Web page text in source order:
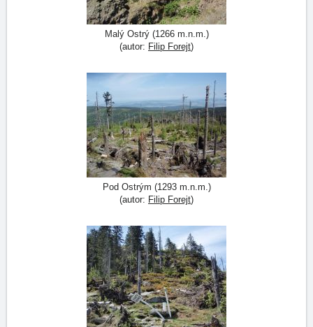
Malý Ostrý (1266 m.n.m.)
(autor: Filip Forejt)
Pod Ostrým (1293 m.n.m.)
(autor: Filip Forejt)